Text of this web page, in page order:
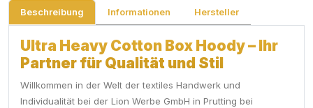
Beschreibung Informationen Hersteller
Ultra Heavy Cotton Box Hoody – Ihr
Partner für Qualität und Stil
Willkommen in der Welt der textiles Handwerk und
Individualität bei der Lion Werbe GmbH in Prutting bei